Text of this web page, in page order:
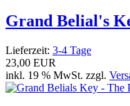
Grand Belial's
Lieferzeit: 3-4 Tage
23,00 EUR
inkl. 19 % MwSt. zzgl.